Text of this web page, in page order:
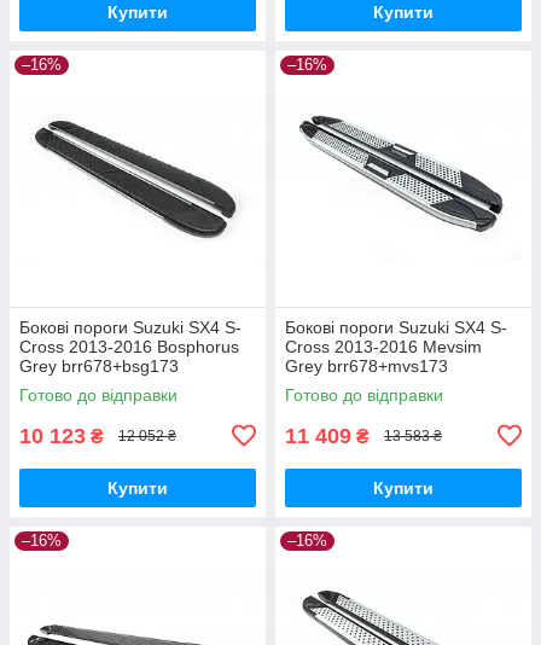
Купити Купити
–16%
Бокові пороги Suzuki SX4 S-
Cross 2013-2016 Bosphorus
Grey brr678+bsg173
Готово до відправки
10 123 ₴ 12 052 ₴
Купити
–16%
Бокові пороги Suzuki SX4 S-
Cross 2013-2016 Mevsim
Grey brr678+mvs173
Готово до відправки
11 409 ₴ 13 583 ₴
Купити
–16% –16%